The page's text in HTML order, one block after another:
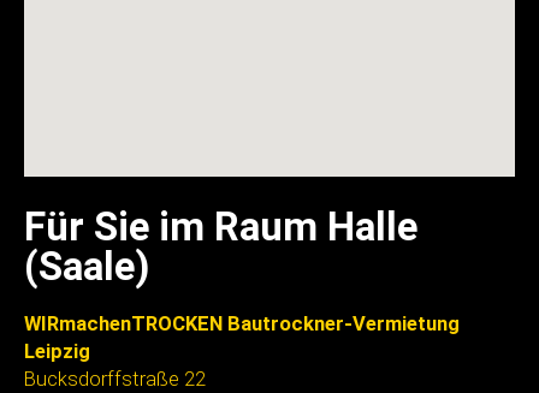
Für Sie im Raum Halle
(Saale)
WIRmachenTROCKEN Bautrockner-Vermietung
Leipzig
Bucksdorffstraße 22